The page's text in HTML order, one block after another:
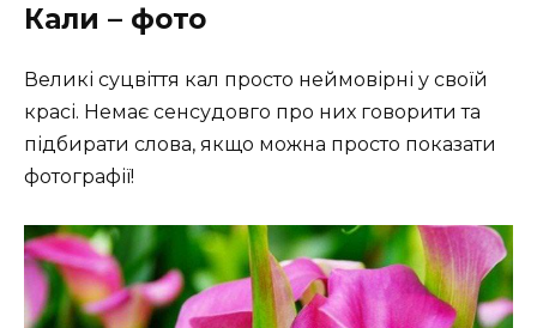
Кали – фото
Великі суцвіття кал просто неймовірні у своїй
красі. Немає сенсудовго про них говорити та
підбирати слова, якщо можна просто показати
фотографії!